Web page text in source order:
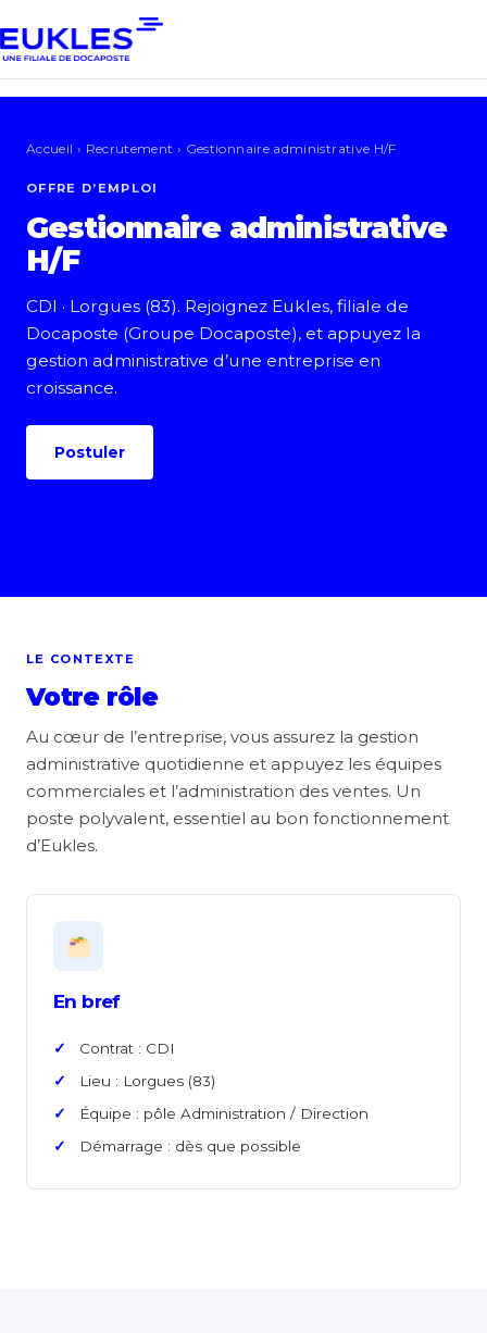
Accueil › Recrutement › Gestionnaire administrative H/F
OFFRE D’EMPLOI
Gestionnaire administrative
H/F
CDI · Lorgues (83). Rejoignez Eukles, filiale de
Docaposte (Groupe Docaposte), et appuyez la
gestion administrative d’une entreprise en
croissance.
Postuler
LE CONTEXTE
Votre rôle
Au cœur de l’entreprise, vous assurez la gestion
administrative quotidienne et appuyez les équipes
commerciales et l’administration des ventes. Un
poste polyvalent, essentiel au bon fonctionnement
d’Eukles.
En bref
Contrat : CDI
Lieu : Lorgues (83)
Équipe : pôle Administration / Direction
Démarrage : dès que possible